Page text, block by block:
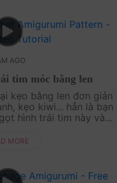
AGO
tim móc bằng len
kẹo bằng len đơn giản
kẹo kiwi... hẳn là bạn
hình trái tim này vào
hiện....
MORE